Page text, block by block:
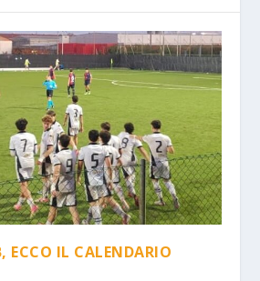
ECCO IL CALENDARIO